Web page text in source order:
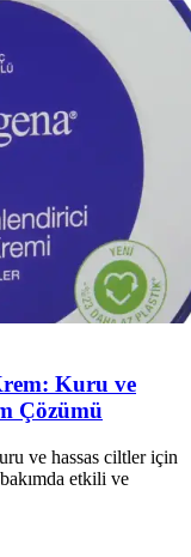
Kuru ve
Çözümü
ve hassas ciltler için
etkili ve